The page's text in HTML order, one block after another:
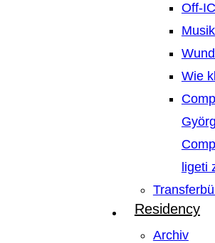
Off-
Wie
ligeti
Residency
Archiv